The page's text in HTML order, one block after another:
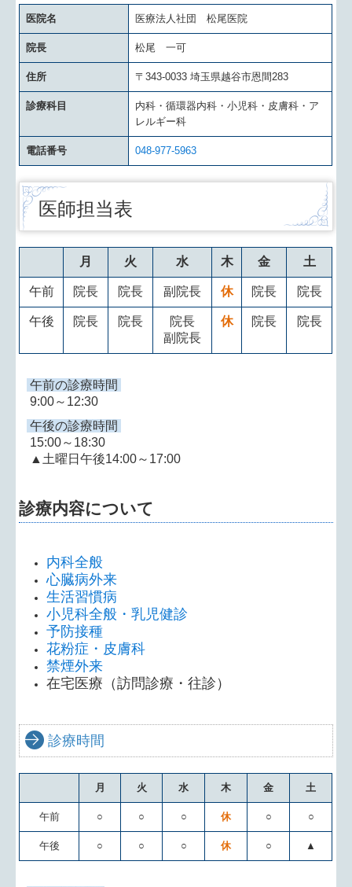
診療時間
月 火 水 木 金 土
午前 ○ ○ ○ 休 ○ ○
午後 ○ ○ ○ 休 ○ ▲
医院名 医療法人社団 松尾医院
院長 松尾 一可
住所 〒343-0033 埼玉県越谷市恩間283
診療科目
内科・循環器内科・小児科・皮膚科・ア
レルギー科
電話番号 048-977-5963
医師担当表
月 火 水 木 金 土
午前 院長 院長 副院長 休 院長 院長
午後 院長 院長
院長
副院長
休 院長 院長
午前の診療時間
9:00～12:30
午後の診療時間
15:00～18:30
▲土曜日午後14:00～17:00
診療内容について
内科全般
心臓病外来
生活習慣病
小児科全般・乳児健診
予防接種
花粉症・皮膚科
禁煙外来
在宅医療（訪問診療・往診）